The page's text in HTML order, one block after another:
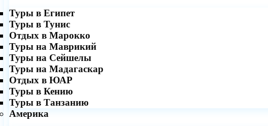
Туры в Египет
Туры в Тунис
Отдых в Марокко
Туры на Маврикий
Туры на Сейшелы
Туры на Мадагаскар
Отдых в ЮАР
Туры в Кению
Туры в Танзанию
Америка